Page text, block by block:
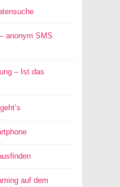
anonym SMS
– Ist das
auf dem